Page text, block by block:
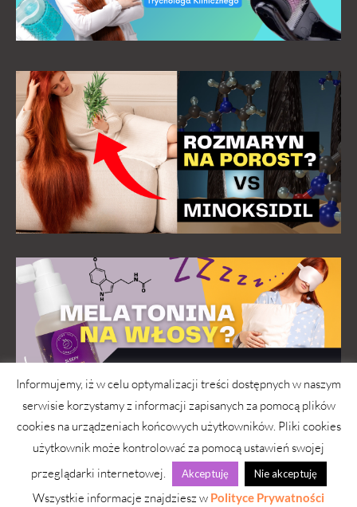
wwwlosy.pl 2026 © Copyright
Strona pod troskliwymi skrzydłami
simply yourself
Informujemy, iż w celu optymalizacji treści dostępnych w naszym
serwisie korzystamy z informacji zapisanych za pomocą plików
cookies na urządzeniach końcowych użytkowników. Pliki cookies
użytkownik może kontrolować za pomocą ustawień swojej
przeglądarki internetowej.
Akceptuję Nie akceptuję
Wszystkie informacje znajdziesz w Polityce Prywatności